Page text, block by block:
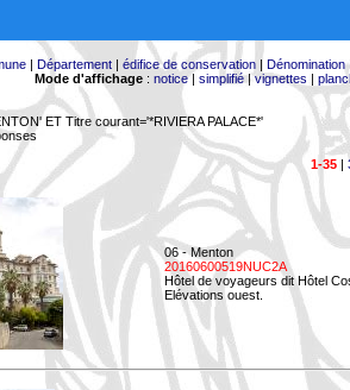
| Département| édifice de conservation| Dénomination
Mode d'affichage: notice| simplifié|vignettes |
ET Titre courant='*RIVIERA PALACE*'
1-35|
06 - Menton
20160600519NUC2A
Hôtel de voyageurs dit Hôtel
Elévations ouest.